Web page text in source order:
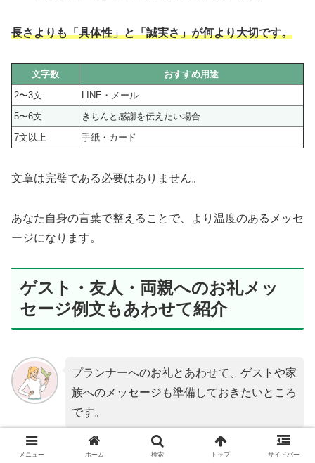
長さよりも「具体性」と「誠実さ」が何より大切です。
文字数
おすすめ用途
2〜3文
LINE・メール
5〜6文
きちんと感謝を伝えたい場合
7文以上
手紙・カード
文章は完璧である必要はありません。
あなた自身の言葉で整えることで、より温度のあるメッセ
ージになります。
ゲスト・友人・両親へのお礼メッ
セージ例文もあわせて紹介
プランナーへのお礼とあわせて、ゲストや家
族へのメッセージも準備しておきたいところ
です。
相手によって伝えるポイントは少しずつ変わります。
メニュー ホーム 検索 トップ サイドバー